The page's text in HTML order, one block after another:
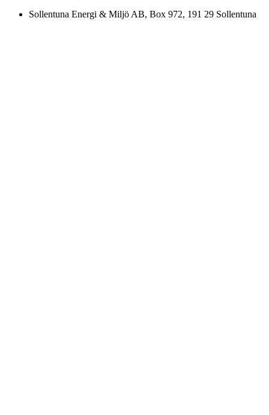
Sollentuna Energi & Miljö AB, Box 972, 191 29 Sollentuna